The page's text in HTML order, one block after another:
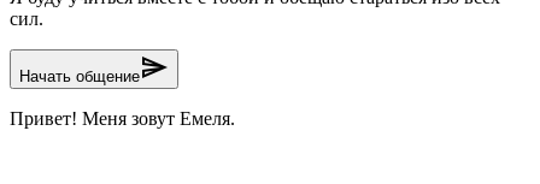
сил.
Начать общениеsend
Привет! Меня зовут Емеля.